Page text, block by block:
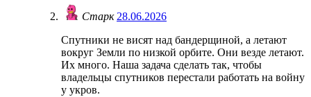
Старк28.06.2026
Спутники не висят над бандерщиной, а летают
вокруг Земли по низкой орбите. Они везде летают.
Их много. Наша задача сделать так, чтобы
владельцы спутников перестали работать на войну
у укров.